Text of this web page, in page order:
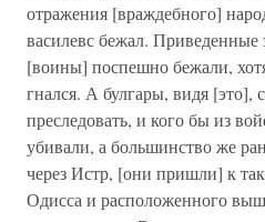
отражения [враждебного]
василевс бежал. Приведенные
[воины] поспешно бежали,
гнался. А булгары, видя [это],
преследовать, и кого бы из
убивали, а большинство же
через Истр, [они пришли] к
Одисса и расположенного